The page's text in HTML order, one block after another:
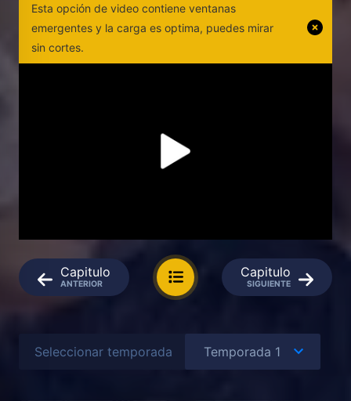
Esta opción de video contiene ventanas
emergentes y la carga es optima, puedes mirar
sin cortes.
Capitulo
ANTERIOR
Capitulo
SIGUIENTE
Seleccionar temporada